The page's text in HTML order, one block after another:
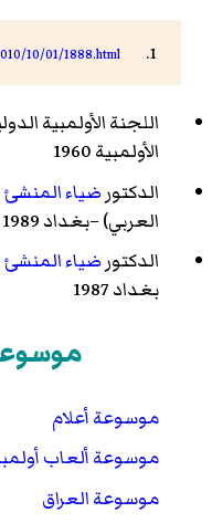
10/01/1888.html
اللجنة الأولمبية
الأولمبية 1960
الدكتور ضياء المنشئ
العربي) –بغداد 1989
الدكتورضياء المنشئ
بغداد 1987
موسوعة أعلام
موسوعة ألعاب
موسوعة العراق